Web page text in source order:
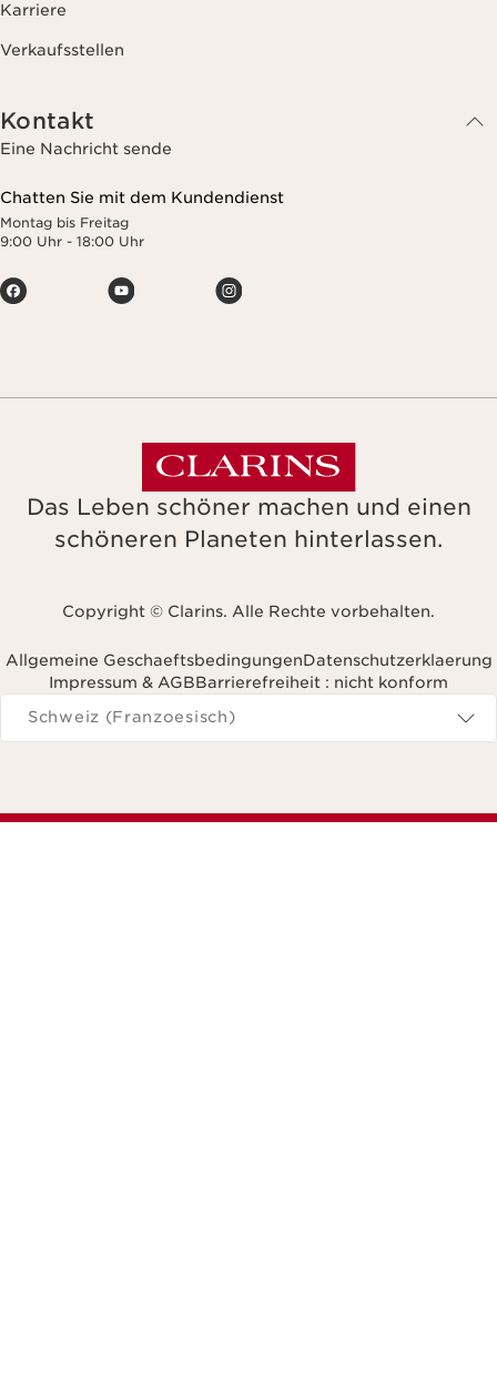
Karriere
Verkaufsstellen
Kontakt
Eine Nachricht sende
Chatten Sie mit dem Kundendienst
Montag bis Freitag
9:00 Uhr - 18:00 Uhr
Das Leben schöner machen und einen
schöneren Planeten hinterlassen.
Copyright © Clarins. Alle Rechte vorbehalten.
Allgemeine GeschaeftsbedingungenDatenschutzerklaerung
Impressum & AGBBarrierefreiheit : nicht konform
Navigieren Sie zu
Schweiz (Franzoesisch)